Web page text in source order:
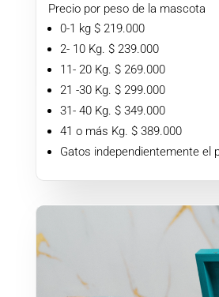
Precio por peso de la mascota
0-1 kg $ 219.000
2- 10 Kg. $ 239.000
11- 20 Kg. $ 269.000
21 -30 Kg. $ 299.000
31- 40 Kg. $ 349.000
41 o más Kg. $ 389.000
Gatos independientemente el